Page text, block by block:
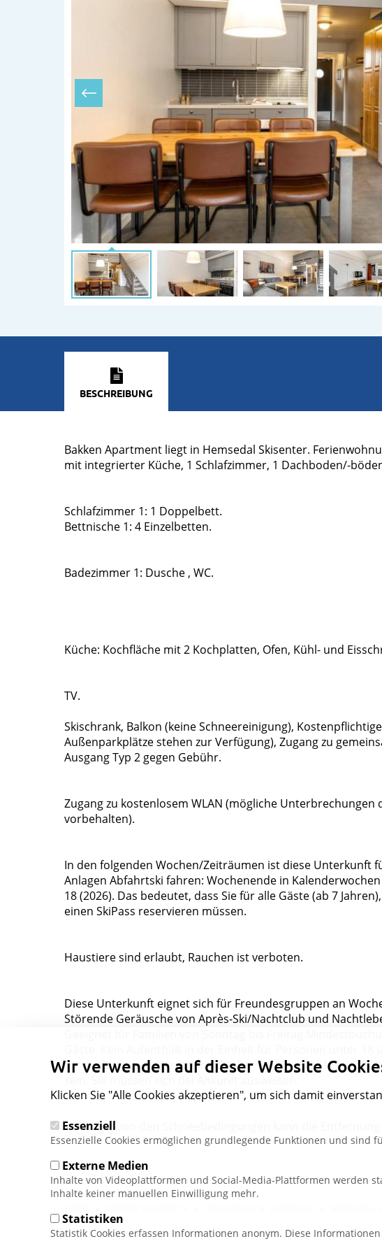
BESCHREIBUNG
Bakken Apartment liegt in Hemsedal Skisenter.
mit integrierter Küche, 1 Schlafzimmer, 1 Dachboden/-
Schlafzimmer 1: 1 Doppelbett.
Bettnische 1: 4 Einzelbetten.
Badezimmer 1: Dusche , WC.
Küche: Kochfläche mit 2 Kochplatten, Ofen, Kühl- und
TV.
Skischrank, Balkon (keine Schneereinigung),
Außenparkplätze stehen zur Verfügung), Zugang zu
Ausgang Typ 2 gegen Gebühr.
Zugang zu kostenlosem WLAN (mögliche
vorbehalten).
In den folgenden Wochen/Zeiträumen ist diese Unterkunft
Anlagen Abfahrtski fahren: Wochenende in
18 (2026). Das bedeutet, dass Sie für alle Gäste (ab 7
einen SkiPass reservieren müssen.
Haustiere sind erlaubt, Rauchen ist verboten.
Diese Unterkunft eignet sich für Freundesgruppen an
Störende Geräusche von Après-Ski/Nachtclub und
für die Buchung verantwortliche Person muss während
Abhängig von den Schneebedingungen kann die
Pfadnavigation
Wir verwenden auf dieser Website
Klicken Sie "Alle Cookies akzeptieren", um sich damit
Essenziell
Essenzielle Cookies ermöglichen grundlegende Funktionen und
Externe Medien
Inhalte von Videoplattformen und Social-Media-Plattformen werden
Inhalte keiner manuellen Einwilligung mehr.
Statistiken
Statistik Cookies erfassen Informationen anonym. Diese